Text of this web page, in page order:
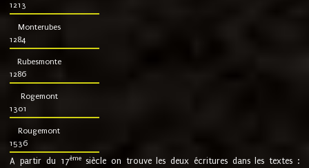
1213
Monterubes
1284
Rubesmonte
1286
Rogemont
1301
Rougemont
1536
A partir du 17ème siècle on trouve les deux écritures dans les textes :